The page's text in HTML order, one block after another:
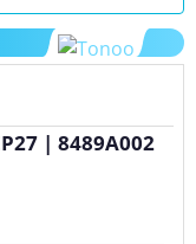
| 8489A002